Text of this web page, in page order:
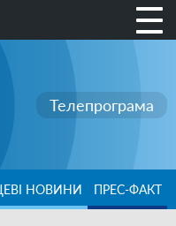
Телепрограма
НОВИНИ ПРЕС-ФАКТ